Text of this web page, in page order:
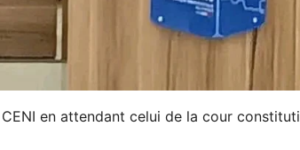
en attendant celui de la cour